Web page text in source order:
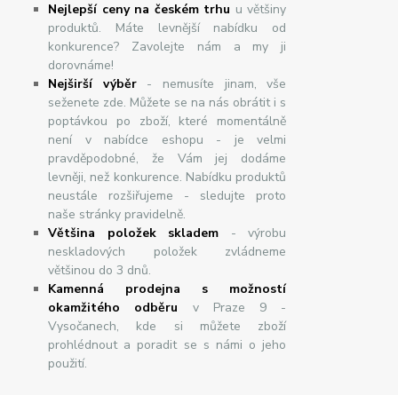
Nejlepší ceny na českém trhu u většiny
produktů. Máte levnější nabídku od
konkurence? Zavolejte nám a my ji
dorovnáme!
Nejširšívýběr- nemusíte jinam, vše
seženete zde. Můžete se na nás obrátit i s
poptávkou po zboží, které momentálně
není v nabídce eshopu - je velmi
pravděpodobné, že Vám jej dodáme
levněji, než konkurence. Nabídku produktů
neustále rozšiřujeme - sledujte proto
naše stránky pravidelně.
Většina položek skladem - výrobu
neskladových položek zvládneme
většinou do 3 dnů.
Kamenná prodejna s možností
okamžitého odběru v Praze 9 -
Vysočanech, kde si můžete zboží
prohlédnout a poradit se s námi o jeho
použití.